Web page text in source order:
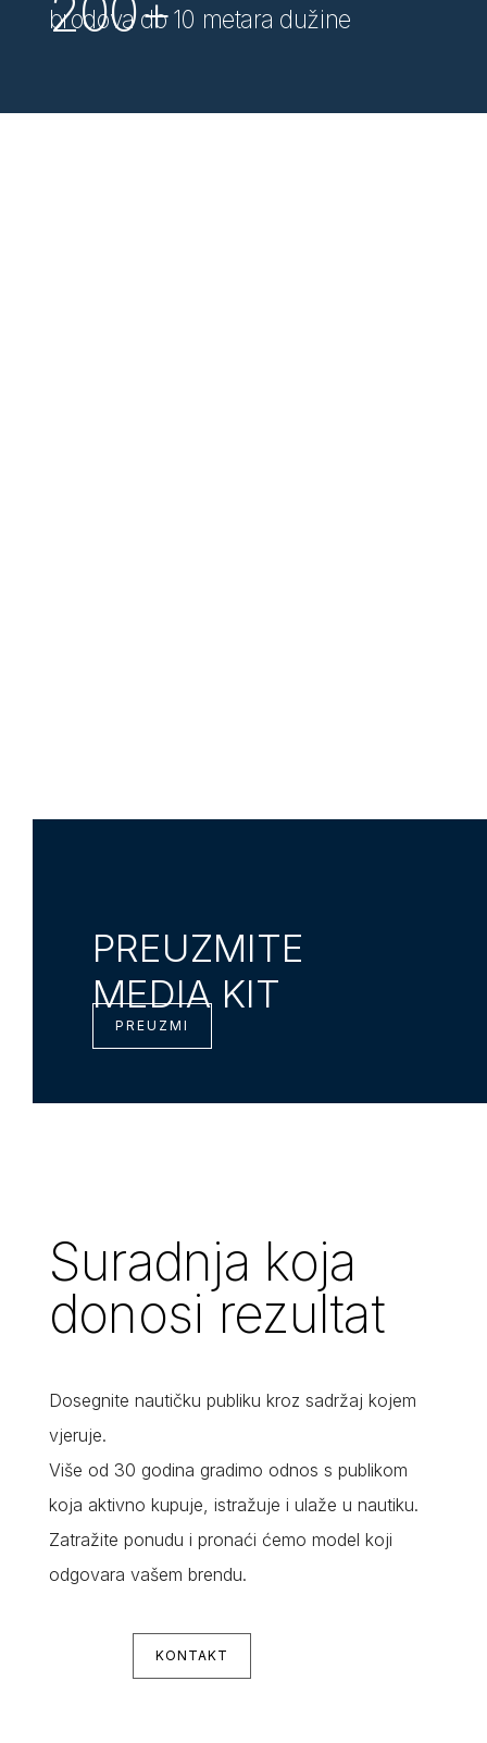
brodova do 10 metara dužine
PREUZMITE
MEDIA KIT
PREUZMI
Suradnja koja
donosi rezultat
Dosegnite nautičku publiku kroz sadržaj kojem
vjeruje.
Više od 30 godina gradimo odnos s publikom
koja aktivno kupuje, istražuje i ulaže u nautiku.
Zatražite ponudu i pronaći ćemo model koji
odgovara vašem brendu.
KONTAKT